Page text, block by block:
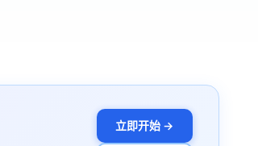
立即开始 →